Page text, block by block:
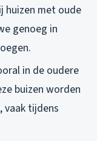
huizen met oude
genoeg in
in de oudere
buizen worden
vaak tijdens